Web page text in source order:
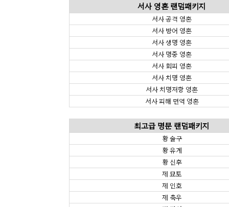
서사 영혼 랜덤패키지
서사 공격 영혼
서사 방어 영혼
서사 생명 영혼
서사 명중 영혼
서사 회피 영혼
서사 치명 영혼
서사 치명저항 영혼
서사 피해 면역 영혼
최고급 명문 랜덤패키지
황 술구
황 유계
황 신후
제 묘토
제 인호
제 축우